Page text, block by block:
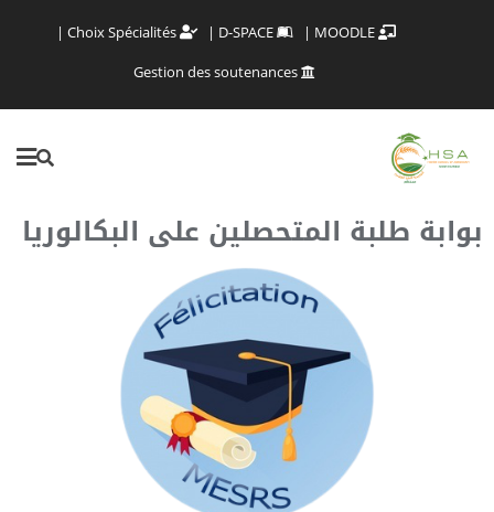
MOODLE
D-SPACE
Choix Spécialités
Gestion des soutenances
بوابة طلبة المتحصلين على البكالوريا